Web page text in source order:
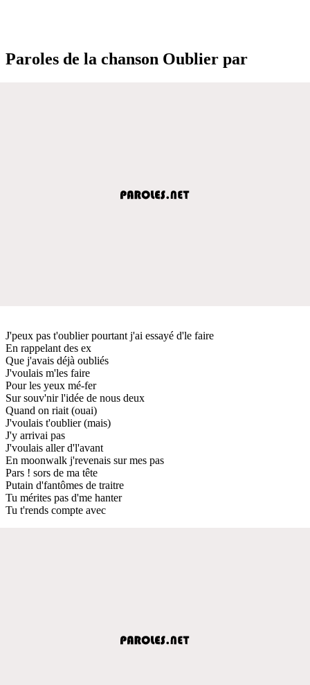
Paroles de la chanson Oublier par
J'peux pas t'oublier pourtant j'ai essayé d'le faire
En rappelant des ex
Que j'avais déjà oubliés
J'voulais m'les faire
Pour les yeux mé-fer
Sur souv'nir l'idée de nous deux
Quand on riait (ouai)
J'voulais t'oublier (mais)
J'y arrivai pas
J'voulais aller d'l'avant
En moonwalk j'revenais sur mes pas
Pars ! sors de ma tête
Putain d'fantômes de traitre
Tu mérites pas d'me hanter
Tu t'rends compte avec